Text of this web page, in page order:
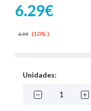
6.29€
6.99 (10% )
Unidades: